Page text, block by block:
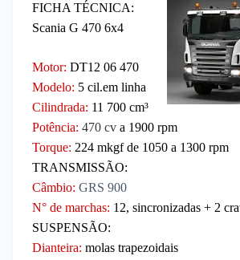
FICHA TÉCNICA:
Scania G 470 6x4
Motor: DT12 06 470
Modelo: 5 cil.em linha
Cilindrada: 11 700 cm³
Potência: 470 cv a 1900 rpm
Torque: 224 mkgf de 1050 a 1300 rpm
TRANSMISSÃO:
Câmbio: GRS 900
N° de marchas: 12, sincronizadas + 2
SUSPENSÃO:
Dianteira: molas trapezoidais